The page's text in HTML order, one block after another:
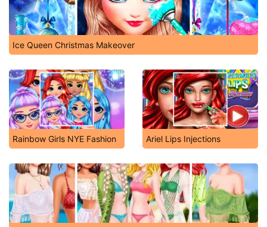
Ice Queen Christmas Makeover
Rainbow Girls NYE Fashion Ariel Lips Injections